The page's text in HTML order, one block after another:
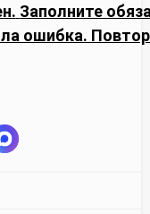
Заполните
ошибка.